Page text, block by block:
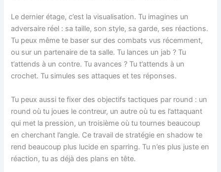
Le dernier étage, c’est la visualisation. Tu imagines un
adversaire réel : sa taille, son style, sa garde, ses réactions.
Tu peux même te baser sur des combats vus récemment,
ou sur un partenaire de ta salle. Tu lances un jab ? Tu
t’attends à un contre. Tu avances ? Tu t’attends à un
crochet. Tu simules ses attaques et tes réponses.
Tu peux aussi te fixer des objectifs tactiques par round : un
round où tu joues le contreur, un autre où tu es l’attaquant
qui met la pression, un troisième où tu tournes beaucoup
en cherchant l’angle. Ce travail de stratégie en shadow te
rend beaucoup plus lucide en sparring. Tu n’es plus juste en
réaction, tu as déjà des plans en tête.